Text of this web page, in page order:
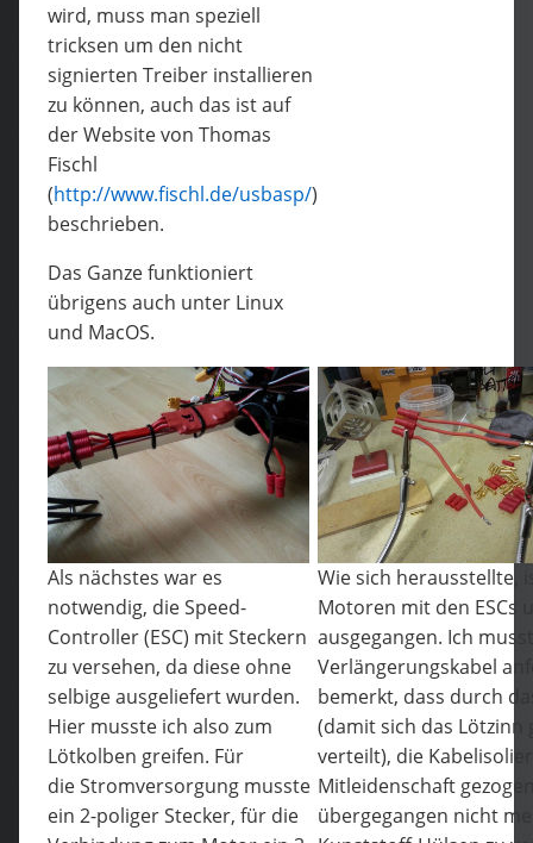
wird, muss man speziell
tricksen um den nicht
signierten Treiber installieren
zu können, auch das ist auf
der Website von Thomas
Fischl
(http://www.fischl.de/usbasp/)
beschrieben.
Das Ganze funktioniert
übrigens auch unter Linux
und MacOS.
Als nächstes war es
notwendig, die Speed-
Controller (ESC) mit Steckern
zu versehen, da diese ohne
selbige ausgeliefert wurden.
Hier musste ich also zum
Lötkolben greifen. Für
die Stromversorgung musste
ein 2-poliger Stecker, für die
Wie sich herausstellte,
Motoren mit den ESCs
ausgegangen. Ich
Verlängerungskabel
bemerkt, dass durch
(damit sich das Lötzinn
verteilt), die
Mitleidenschaft
übergegangen nicht